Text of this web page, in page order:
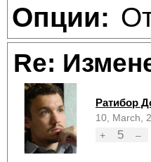
Опции:
Re:
Ратибор
10, March,
+
5 –